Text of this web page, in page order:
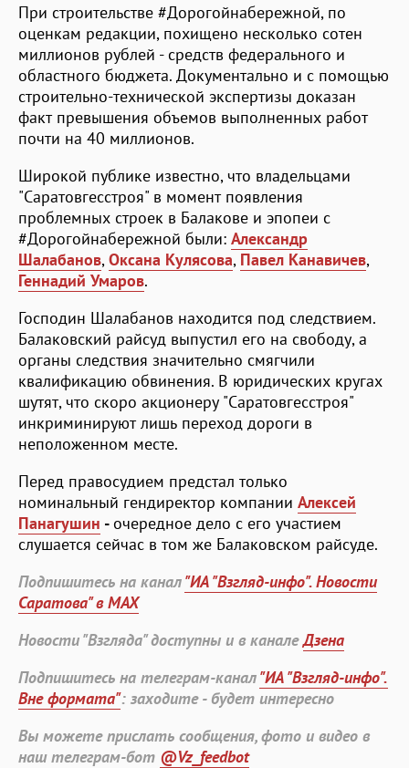
При строительстве #Дорогойнабережной, по
оценкам редакции, похищено несколько сотен
миллионов рублей - средств федерального и
областного бюджета. Документально и с помощью
строительно-технической экспертизы доказан
факт превышения объемов выполненных работ
почти на 40 миллионов.
Широкой публике известно, что владельцами
"Саратовгесстроя" в момент появления
проблемных строек в Балакове и эпопеи с
#Дорогойнабережной были: Александр
Шалабанов, Оксана Кулясова, Павел Канавичев,
Геннадий Умаров.
Господин Шалабанов находится под следствием.
Балаковский райсуд выпустил его на свободу, а
органы следствия значительно смягчили
квалификацию обвинения. В юридических кругах
шутят, что скоро акционеру "Саратовгесстроя"
инкриминируют лишь переход дороги в
неположенном месте.
Перед правосудием предстал только
номинальный гендиректор компании Алексей
Панагушин -очередное дело с его участием
слушается сейчас в том же Балаковском райсуде.
Подпишитесь на канал"ИА "Взгляд-инфо". Новости
Саратова" в MAX
Новости "Взгляда" доступны и в каналеДзена
Подпишитесь на телеграм-канал"ИА "Взгляд-инфо".
Вне формата": заходите - будет интересно
Вы можете прислать сообщения, фото и видео в
наш телеграм-бот @Vz_feedbot